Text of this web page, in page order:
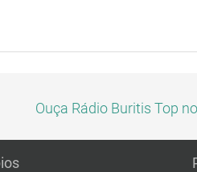
Ouça Rádio Buritis Top